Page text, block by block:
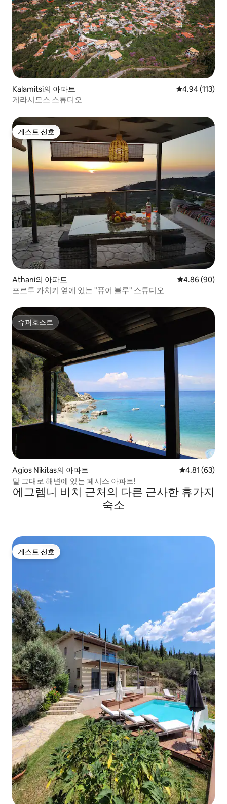
Kalamitsi의 아파트 평점 4.94점(5
4.94 (113)
게라시모스 스튜디오
게스트 선호
게스트 선호
Athani의 아파트 평점 4.86점(5
4.86 (90)
포르투 카치키 옆에 있는 "퓨어 블루" 스튜디오
슈퍼호스트
슈퍼호스트
Agios Nikitas의 아파트 평점 4.81점
4.81 (63)
말 그대로 해변에 있는 페시스 아파트!
에그렘니 비치 근처의 다른 근사한 휴가지
숙소
게스트 선호
게스트 선호